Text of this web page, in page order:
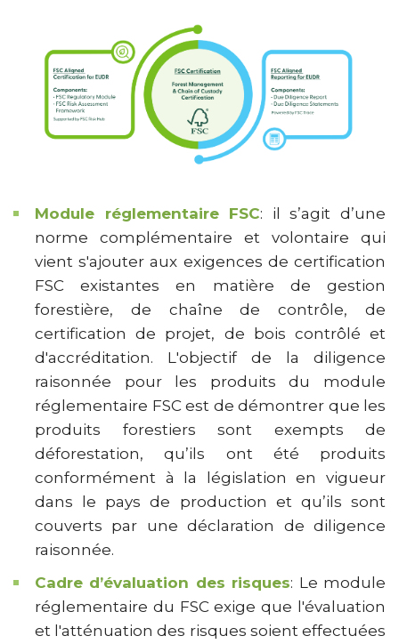
Module réglementaire FSC: il s’agit d’une
norme complémentaire et volontaire qui
vient s'ajouter aux exigences de certification
FSC existantes en matière de gestion
forestière, de chaîne de contrôle, de
certification de projet, de bois contrôlé et
d'accréditation. L'objectif de la diligence
raisonnée pour les produits du module
réglementaire FSC est de démontrer que les
produits forestiers sont exempts de
déforestation, qu’ils ont été produits
conformément à la législation en vigueur
dans le pays de production et qu’ils sont
couverts par une déclaration de diligence
raisonnée.
Cadre d’évaluation des risques: Le module
réglementaire du FSC exige que l'évaluation
et l'atténuation des risques soient effectuées